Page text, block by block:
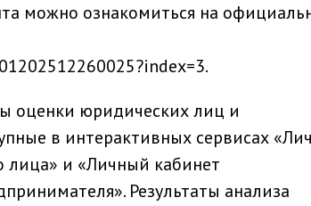
можно ознакомиться на
оценки юридических лиц и
в интерактивных сервисах
лица» и «Личный кабинет
Результаты анализа